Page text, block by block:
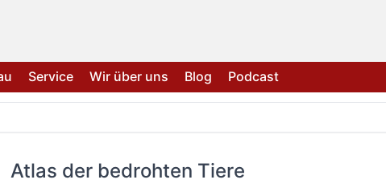
Service Wir über uns Blog Podcast
Atlas der bedrohten Tiere